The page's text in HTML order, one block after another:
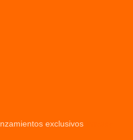
exclusivos